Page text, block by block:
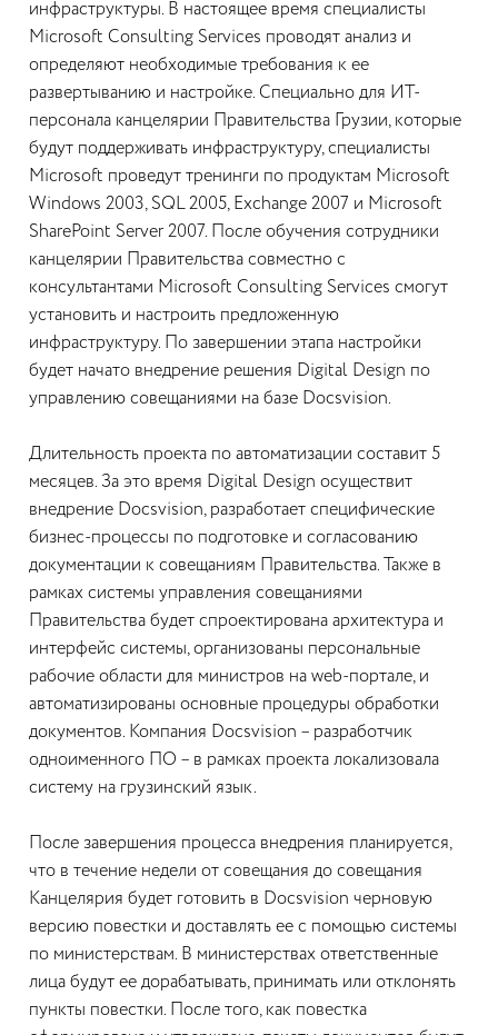
инфраструктуры. В настоящее время специалисты
Microsoft Consulting Services проводят анализ и
определяют необходимые требования к ее
развертыванию и настройке. Специально для ИТ-
персонала канцелярии Правительства Грузии, которые
будут поддерживать инфраструктуру, специалисты
Microsoft проведут тренинги по продуктам Microsoft
Windows 2003, SQL 2005, Exchange 2007 и Microsoft
SharePoint Server 2007. После обучения сотрудники
канцелярии Правительства совместно с
консультантами Microsoft Consulting Services смогут
установить и настроить предложенную
инфраструктуру. По завершении этапа настройки
будет начато внедрение решения Digital Design по
управлению совещаниями на базе Docsvision.
Длительность проекта по автоматизации составит 5
месяцев. За это время Digital Design осуществит
внедрение Docsvision, разработает специфические
бизнес-процессы по подготовке и согласованию
документации к совещаниям Правительства. Также в
рамках системы управления совещаниями
Правительства будет спроектирована архитектура и
интерфейс системы, организованы персональные
рабочие области для министров на web-портале, и
автоматизированы основные процедуры обработки
документов. Компания Docsvision – разработчик
одноименного ПО – в рамках проекта локализовала
систему на грузинский язык.
После завершения процесса внедрения планируется,
что в течение недели от совещания до совещания
Канцелярия будет готовить в Docsvision черновую
версию повестки и доставлять ее с помощью системы
по министерствам. В министерствах ответственные
лица будут ее дорабатывать, принимать или отклонять
пункты повестки. После того, как повестка